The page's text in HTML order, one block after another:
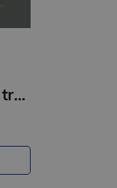
Kabala. Senās tradīcijas spēks un viedums